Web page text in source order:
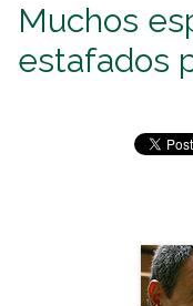
Muchos
estafados